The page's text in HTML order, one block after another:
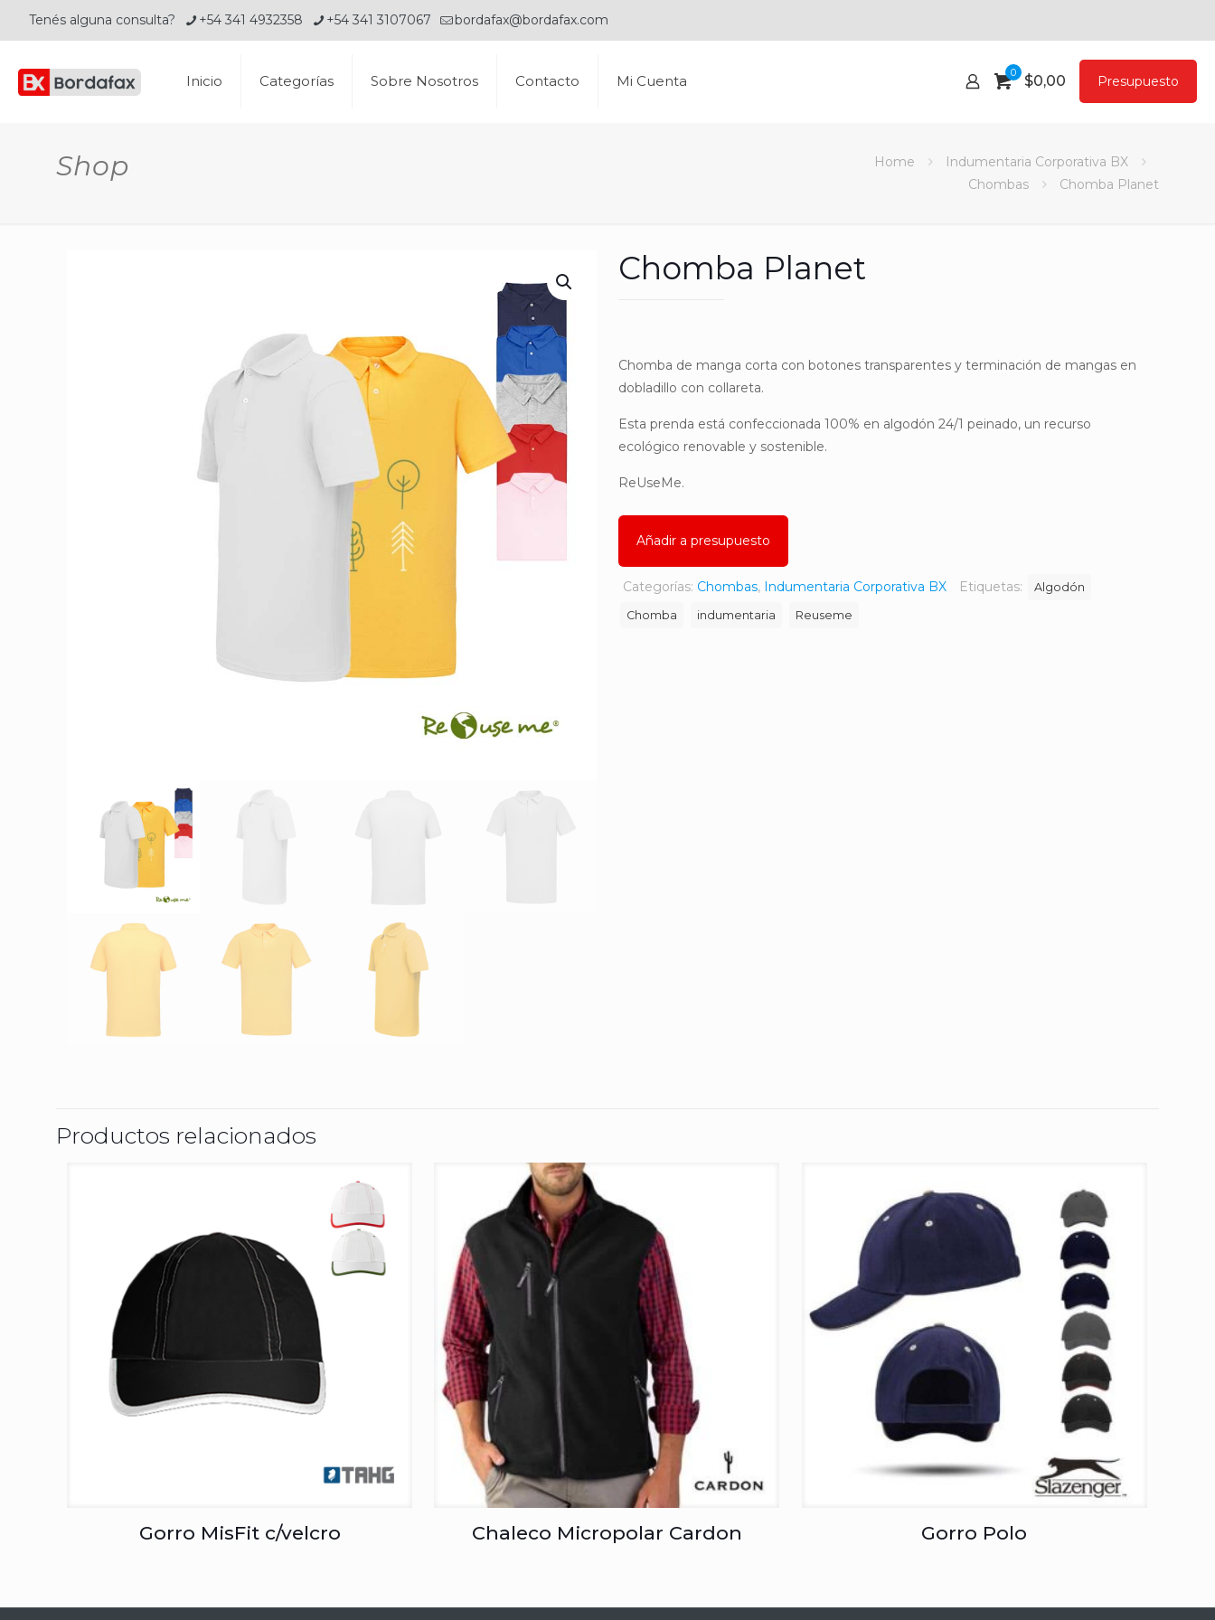
Tenés alguna consulta? +54 341 4932358 +54 341 3107067 bordafax@bordafax.com
Inicio Categorías Sobre Nosotros Contacto Mi Cuenta 0 $0,00 Presupuesto
Shop Home
Indumentaria Corporativa BX
Chombas
Chomba Planet
Chomba Planet
Chomba de manga corta con botones transparentes y terminación de mangas en
dobladillo con collareta.
Esta prenda está confeccionada 100% en algodón 24/1 peinado, un recurso
ecológico renovable y sostenible.
ReUseMe.
Añadir a presupuesto
Categorías: Chombas, Indumentaria Corporativa BX Etiquetas: Algodón
Chomba indumentaria Reuseme
Productos relacionados
Gorro MisFit c/velcro Chaleco Micropolar Cardon Gorro Polo